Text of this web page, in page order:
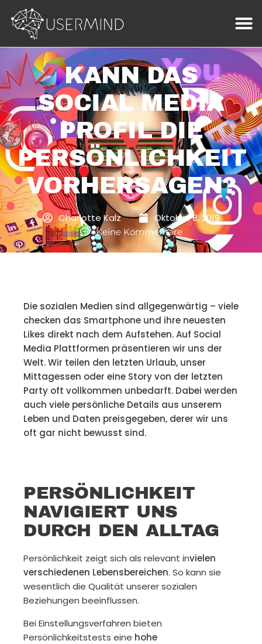
KANN DAS
SOCIAL MEDIA
PROFIL DIE
PERSÖNLICHKEIT
VORHERSAGEN?
Charlotte Kalz Oktober 8, 2019
Keine Kommentare
Die sozialen Medien sind allgegenwärtig – viele
checken das Smartphone und ihre neuesten
Likes direkt nach dem Aufstehen. Auf Social
Media Plattformen präsentieren wir uns der
Welt. Wir teilen den letzten Urlaub, unser
Mittagessen oder eine Story von der letzten
Party oft vollkommen unbedarft. Dabei werden
auch viele persönliche Details aus unserem
Leben und Daten preisgegeben, derer wir uns
oft gar nicht bewusst sind.
PERSÖNLICHKEIT
NAVIGIERT UNS
DURCH DEN ALLTAG
Persönlichkeit zeigt sich als relevant invielen
verschiedenen Lebensbereichen. So kann sie
wesentlich die Qualität unserer sozialen
Beziehungen beeinflussen.
Bei Einstellungsverfahren bieten
Persönlichkeitstests eine hohe